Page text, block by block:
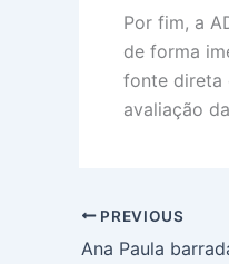
Por fim, a
de forma
fonte direta
avaliação
PREVIOUS